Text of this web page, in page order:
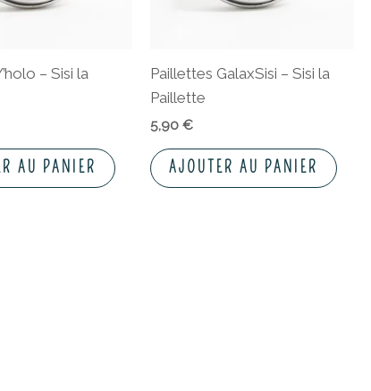
– Sisi la
AU PANIER
Paillettes GalaxSisi – Sisi la
Paillette
5,90 €
AJOUTER AU PANIER